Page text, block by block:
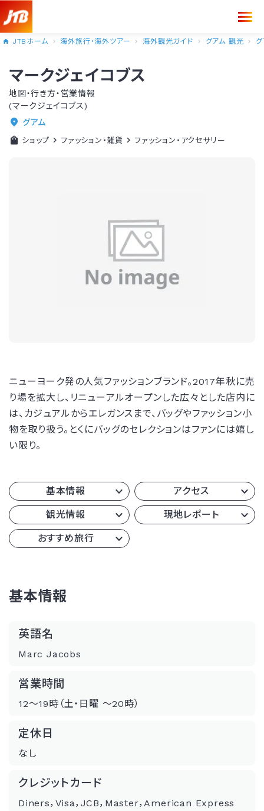
JTBホーム 海外旅行・海外ツアー 海外観光ガイド グアム 観光
マークジェイコブス
地図・行き方・営業情報
(マークジェイコブス)
グアム
ショップ ファッション・雑貨 ファッション・アクセサリー
ニューヨーク発の人気ファッションブランド。2017年秋に売
り場を拡大し、リニューアルオープンした広々とした店内に
は、カジュアルからエレガンスまで、バッグやファッション小
物を取り扱う。とくにバッグのセレクションはファンには嬉し
い限り。
基本情報 アクセス
観光情報 現地レポート
おすすめ旅行
基本情報
英語名
Marc Jacobs
営業時間
12〜19時（土・日曜 〜20時）
定休日
なし
クレジットカード
Diners，Visa，JCB，Master，American Express